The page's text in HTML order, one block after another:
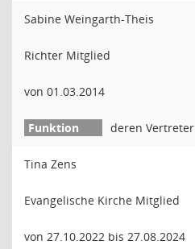
Sabine Weingarth-Theis
Richter Mitglied
von 01.03.2014
deren Vertreter
Tina Zens
Evangelische Kirche Mitglied
von 27.10.2022 bis 27.08.2024